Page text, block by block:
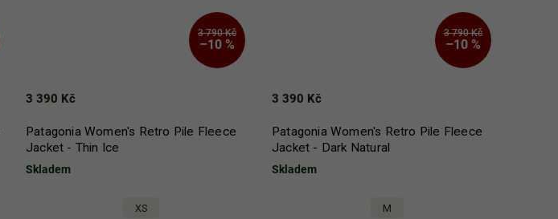
3 790 Kč
–10 %
Patagonia Women's Retro Pile Fleece
Jacket - Thin Ice
Skladem
3 390 Kč
XS
3 790 Kč
–10 %
Patagonia Women's Retro Pile Fleece
Jacket - Dark Natural
Skladem
3 390 Kč
M